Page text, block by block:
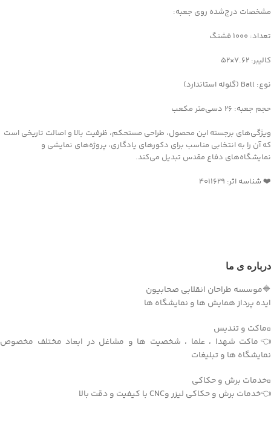
مشخصات درج‌شده روی جعبه:
تعداد: ۱۰۰۰ فشنگ
کالیبر: ۷.۶۲×۵۲
نوع: Ball (گلوله استاندارد)
حجم جعبه: ۲۶ دسی‌متر مکعب
ویژگی‌های برجسته این محصول، طراحی مستحکم، ظرفیت بالا و اصالت تاریخی است
که آن را به انتخابی مناسب برای دکورهای یادگاری، پروژه‌های نمایشی و
نمایشگاه‌های دفاع مقدس تبدیل می‌کند.
❤️ شناسه اثر: 4011629
درباره ی ما
🔷موسسه طراحان انقلابی صحابیون
ایده پرداز همایش ها و نمایشگاه ها
▫️ماکت و تندیس
👈ماکت شهدا ، علما ، شخصیت ها و مشاغل در ابعاد مختلف مخصوص
نمایشگاه ها و تبلیغات
▫️خدمات برش و حکاکی
👈خدمات برش و حکاکی لیزر وCNC با کیفیت و دقت بالا